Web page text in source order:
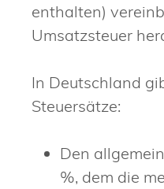
enthalten)
Umsatzsteuer
In Deutschland
Steuersätze:
Den
%, dem die